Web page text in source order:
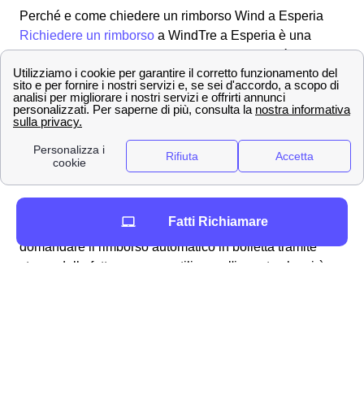
Perché e come chiedere un rimborso Wind a Esperia
Richiedere un rimborso a WindTre a Esperia è una
procedura alquanto semplice e lineare che può essere
svolta per molteplici ragioni, ad esempio:
fatturazioni errate
addebito ogni 28 giorni
problemi con la business SIM windtre a
Esperia
richiesta del credito residuo
a Esperia vi sono molteplici modalità: si può
domandare il rimborso automatico in bolletta tramite
storno della fattura oppure utilizzare l'importo che vi è
Fatti Richiamare